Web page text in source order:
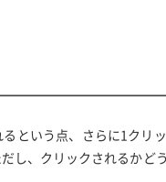
という点、さらに1クリ
し、クリックされるかど